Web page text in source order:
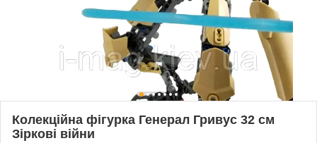
Колекційна фігурка Генерал Гривус 32 см
Зіркові війни